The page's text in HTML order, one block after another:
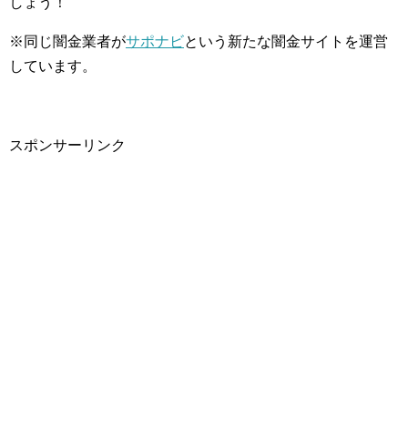
※同じ闇金業者がサポナビという新たな闇金サイトを運営
しています。
スポンサーリンク